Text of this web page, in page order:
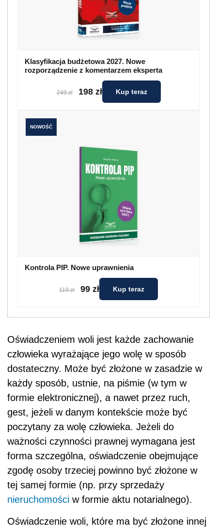
Klasyfikacja budżetowa 2027. Nowe
rozporządzenie z komentarzem eksperta
249 zł 198 zł Kup teraz
NOWOŚĆ
Kontrola PIP. Nowe uprawnienia
119 zł 99 zł Kup teraz
Oświadczeniem woli jest każde zachowanie
człowieka wyrażające jego wolę w sposób
dostateczny. Może być złożone w zasadzie w
każdy sposób, ustnie, na piśmie (w tym w
formie elektronicznej), a nawet przez ruch,
gest, jeżeli w danym kontekście może być
poczytany za wolę człowieka. Jeżeli do
ważności czynności prawnej wymagana jest
forma szczególna, oświadczenie obejmujące
zgodę osoby trzeciej powinno być złożone w
tej samej formie (np. przy sprzedaży
nieruchomości w formie aktu notarialnego).
Oświadczenie woli, które ma być złożone innej